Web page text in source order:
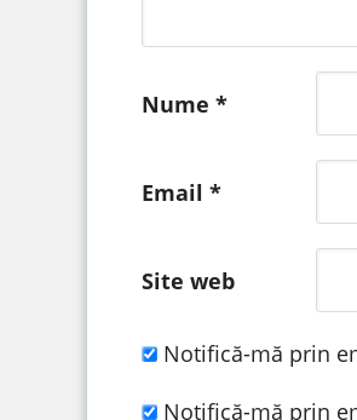
Nume *
Email *
Site web
Notifică-mă prin
Notifică-mă prin